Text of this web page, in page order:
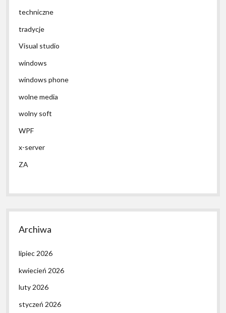
techniczne
tradycje
Visual studio
windows
windows phone
wolne media
wolny soft
WPF
x-server
ZA
Archiwa
lipiec 2026
kwiecień 2026
luty 2026
styczeń 2026